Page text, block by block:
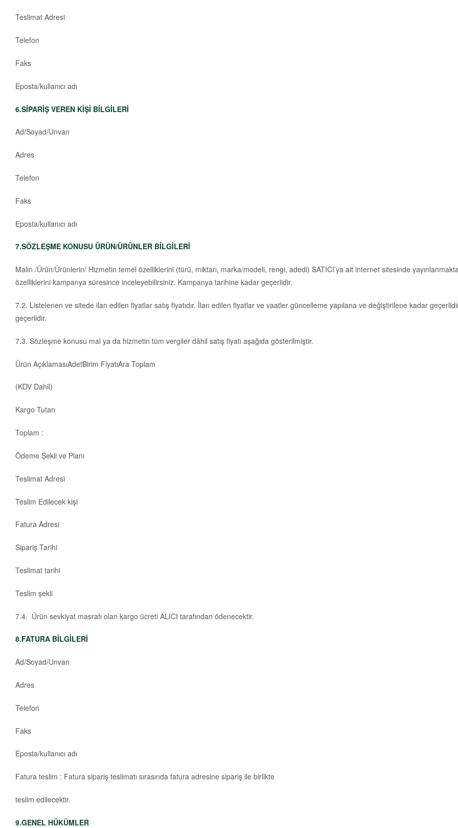
Teslimat Adresi
Telefon
Faks
Eposta/kullanıcı adı
6.SİPARİŞ VEREN KİŞİ BİLGİLERİ
Ad/Soyad/Unvan
Adres
Telefon
Faks
Eposta/kullanıcı adı
7.SÖZLEŞME KONUSU ÜRÜN/ÜRÜNLER BİLGİLERİ
Malın /Ürün/Ürünlerin/ Hizmetin temel özelliklerini (türü, miktarı, marka/modeli, rengi, adedi) SATICI’ya ait internet sitesinde
özelliklerini kampanya süresince inceleyebilirsiniz. Kampanya tarihine kadar geçerlidir.
7.2. Listelenen ve sitede ilan edilen fiyatlar satış fiyatıdır. İlan edilen fiyatlar ve vaatler güncelleme yapılana ve değiştirilene kadar
geçerlidir.
7.3. Sözleşme konusu mal ya da hizmetin tüm vergiler dâhil satış fiyatı aşağıda gösterilmiştir.
Ürün AçıklamasıAdetBirim FiyatıAra Toplam
(KDV Dahil)
Kargo Tutarı
Toplam :
Ödeme Şekli ve Planı
Teslimat Adresi
Teslim Edilecek kişi
Fatura Adresi
Sipariş Tarihi
Teslimat tarihi
Teslim şekli
7.4. Ürün sevkiyat masrafı olan kargo ücreti ALICI tarafından ödenecektir.
8.FATURA BİLGİLERİ
Ad/Soyad/Unvan
Adres
Telefon
Faks
Eposta/kullanıcı adı
Fatura teslim : Fatura sipariş teslimatı sırasında fatura adresine sipariş ile birlikte
teslim edilecektir.
9.GENEL HÜKÜMLER